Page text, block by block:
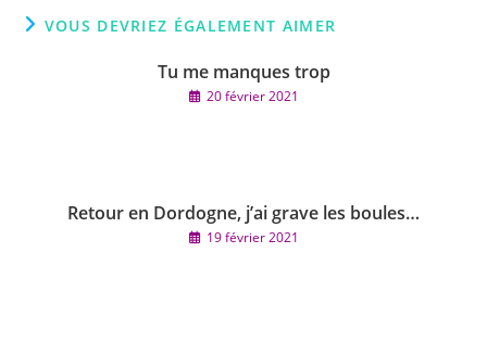
VOUS DEVRIEZ ÉGALEMENT AIMER
Tu me manques trop
20 février 2021
Retour en Dordogne, j’ai grave les boules…
19 février 2021